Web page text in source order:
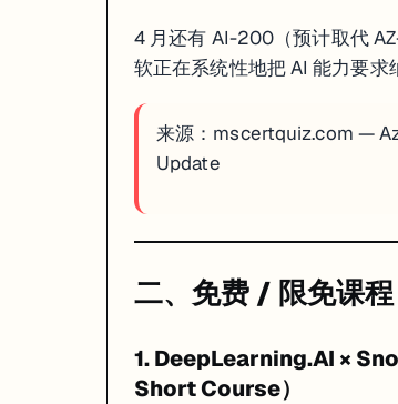
4 月还有 AI-200（预计取代
软正在系统性地把 AI 能力要求
来源： mscertquiz.com —
Update
二、免费 / 限免课程
1. DeepLearning.AI ×
Short Course）